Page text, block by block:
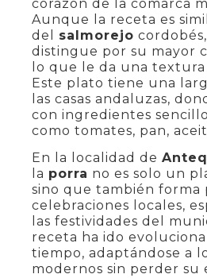
corazón de la comarca
Aunque la receta es
del salmorejo
distingue por su mayor
lo que le da una textura
Este plato tiene una
las casas andaluzas,
con ingredientes
como tomates, pan,
En la localidad de
la porra no es solo un
sino que también forma
celebraciones locales,
las festividades del
receta ha ido
tiempo, adaptándose a
modernos sin perder su